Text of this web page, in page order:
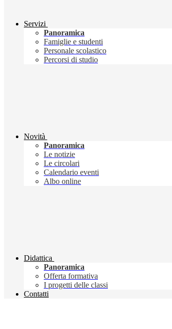
Servizi
Panoramica
Famiglie e studenti
Personale scolastico
Percorsi di studio
Novità
Panoramica
Le notizie
Le circolari
Calendario eventi
Albo online
Didattica
Panoramica
Offerta formativa
I progetti delle classi
Contatti